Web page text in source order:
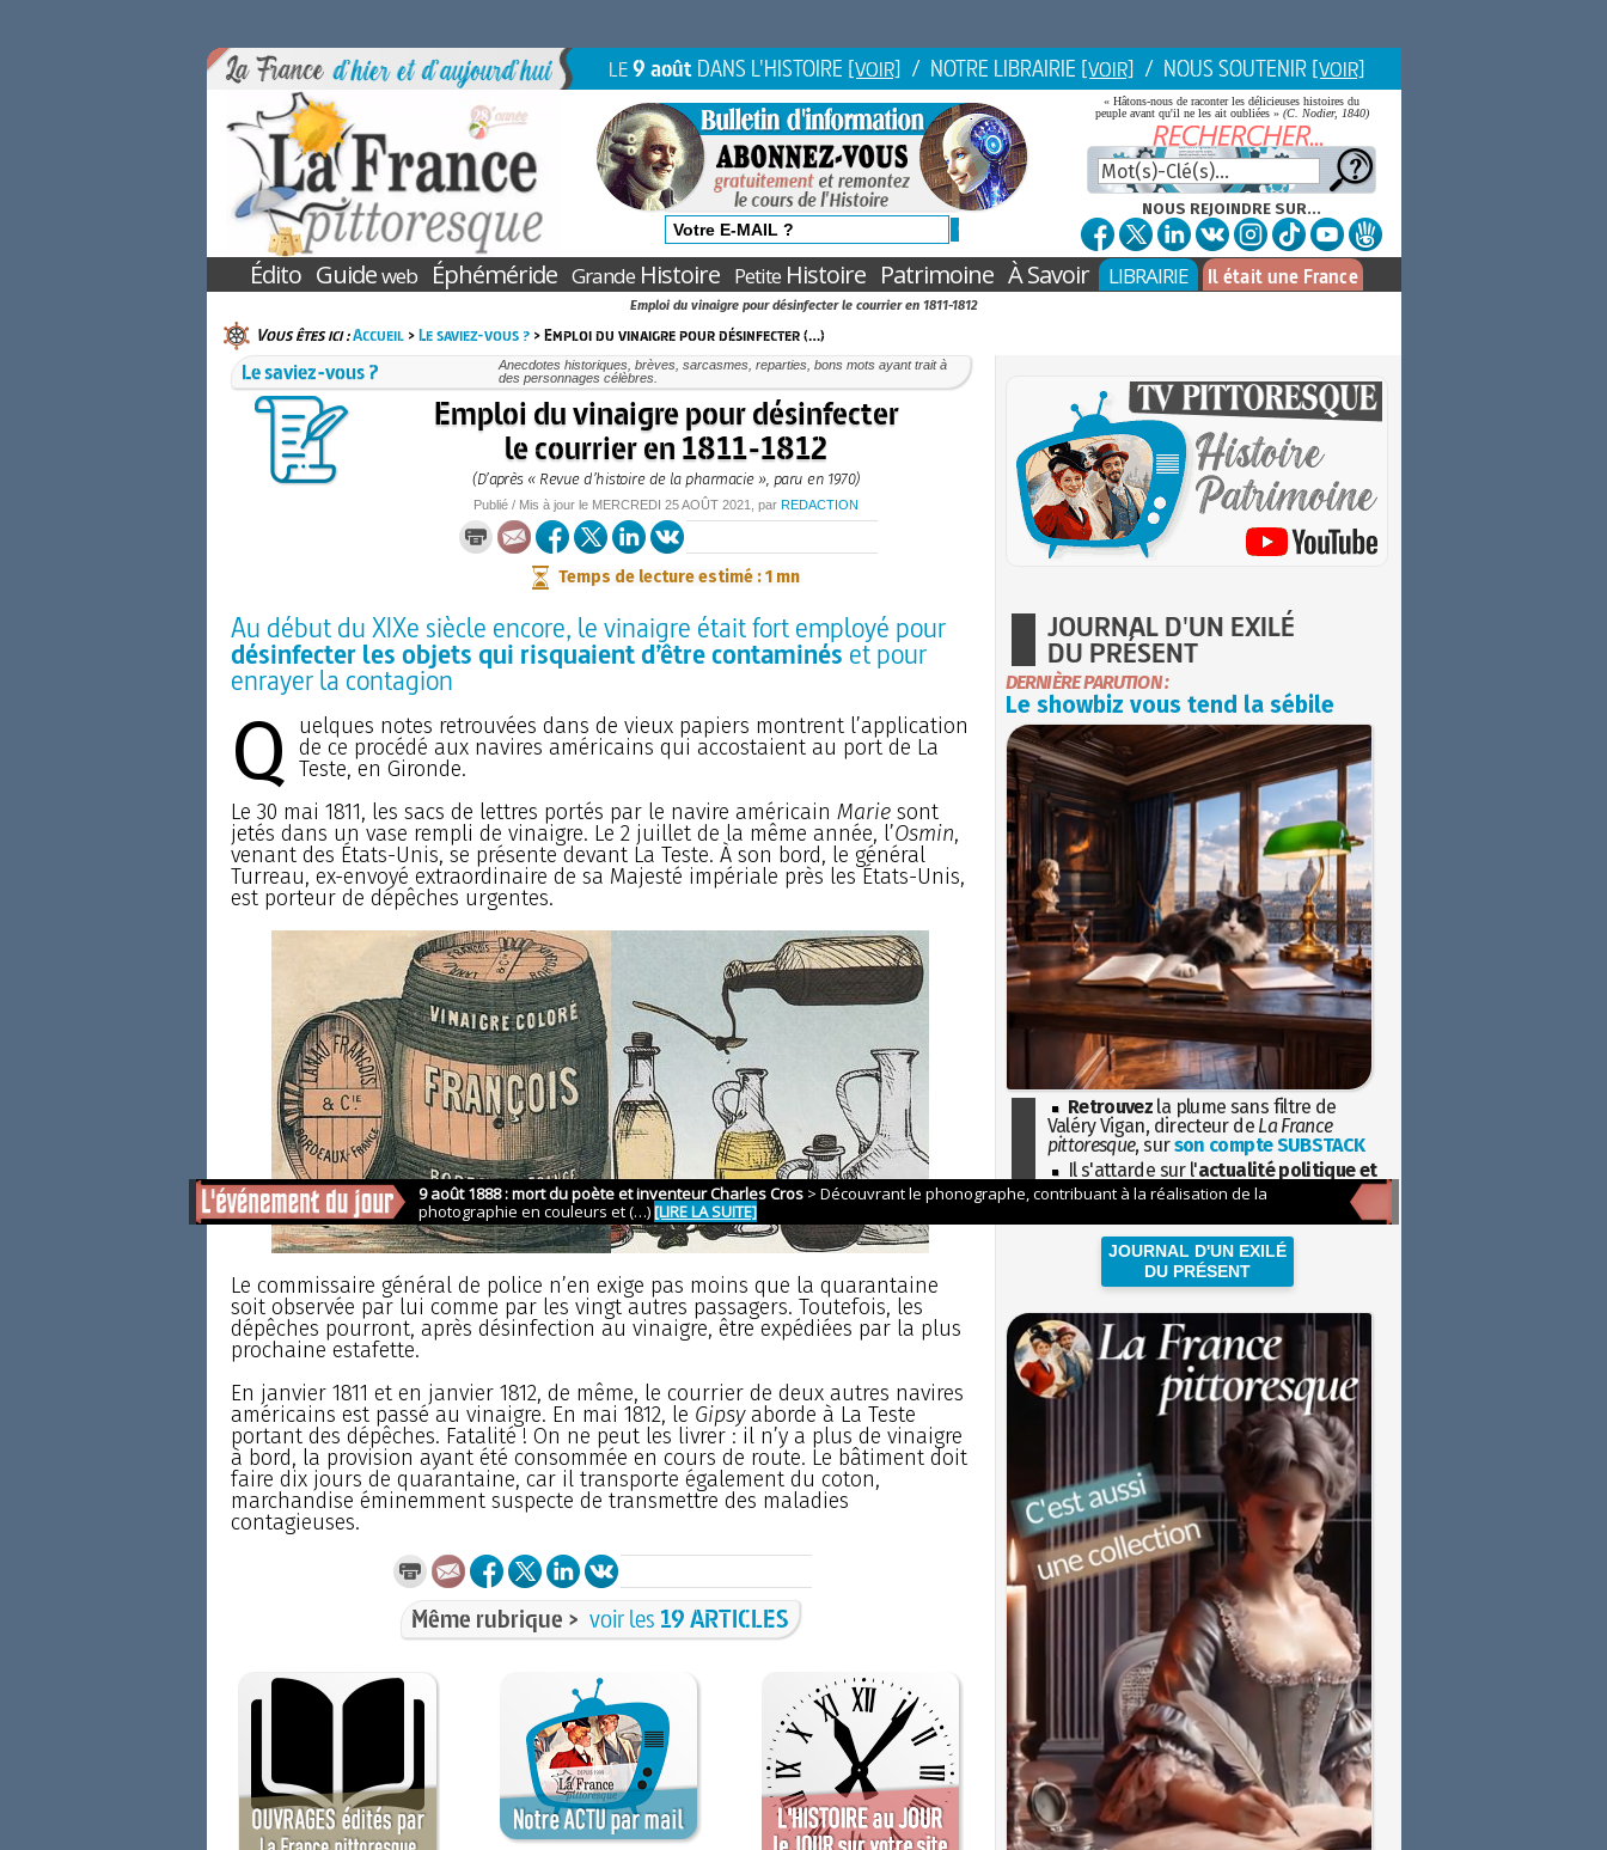
LE9 août DANS L'HISTOIRE [VOIR] / NOTRE LIBRAIRIE [VOIR] / NOUS SOUTENIR [VOIR]
« Hâtons-nous de raconter les délicieuses histoires du
peuple avant qu'il ne les ait oubliées » (C. Nodier, 1840)
NOUS REJOINDRE SUR...
Édito Guideweb Éphéméride GrandeHistoire PetiteHistoire Patrimoine À Savoir LIBRAIRIE Il était une France
Emploi du vinaigre pour désinfecter le courrier en 1811-1812
Vous êtes ici :Accueil>Le saviez-vous ?> Emploi du vinaigre pour désinfecter (…)
Le saviez-vous ?
Anecdotes historiques, brèves, sarcasmes, reparties, bons mots ayant trait à
des personnages célèbres.
Emploi du vinaigre pour désinfecter
le courrier en 1811-1812
(D’après « Revue d’histoire de la pharmacie », paru en 1970)
Publié / Mis à jour le MERCREDI 25 AOÛT 2021 , par REDACTION
Temps de lecture estimé : 1 mn
Au début du XIXe siècle encore, le vinaigre était fort employé pour
désinfecter les objets qui risquaient d’être contaminés et pour
enrayer la contagion
Q uelques notes retrouvées dans de vieux papiers montrent l’application
de ce procédé aux navires américains qui accostaient au port de La
Teste, en Gironde.
Le 30 mai 1811, les sacs de lettres portés par le navire américain Mariesont
jetés dans un vase rempli de vinaigre. Le 2 juillet de la même année, l’Osmin,
venant des États-Unis, se présente devant La Teste. À son bord, le général
Turreau, ex-envoyé extraordinaire de sa Majesté impériale près les États-Unis,
est porteur de dépêches urgentes.
Le commissaire général de police n’en exige pas moins que la quarantaine
soit observée par lui comme par les vingt autres passagers. Toutefois, les
dépêches pourront, après désinfection au vinaigre, être expédiées par la plus
prochaine estafette.
En janvier 1811 et en janvier 1812, de même, le courrier de deux autres navires
américains est passé au vinaigre. En mai 1812, le Gipsyaborde à La Teste
portant des dépêches. Fatalité ! On ne peut les livrer : il n’y a plus de vinaigre
à bord, la provision ayant été consommée en cours de route. Le bâtiment doit
faire dix jours de quarantaine, car il transporte également du coton,
marchandise éminemment suspecte de transmettre des maladies
contagieuses.
Même rubrique > voir les 19 ARTICLES
JOURNAL D'UN EXILÉ
DU PRÉSENT
DERNIÈRE PARUTION :
Le showbiz vous tend la sébile
Retrouvez la plume sans filtre de
Valéry Vigan, directeur de La France
pittoresque, surson compte SUBSTACK
Il s'attarde sur l'actualité politique et
sociétaleavec la hauteur de vue de
JOURNAL D'UN EXILÉ
DU PRÉSENT